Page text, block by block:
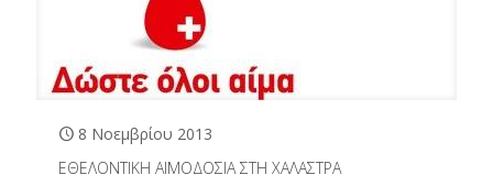
8 Νοεμβρίου 2013
ΕΘΕΛΟΝΤΙΚΗ ΑΙΜΟΔΟΣΙΑ ΣΤΗ ΧΑΛΑΣΤΡΑ